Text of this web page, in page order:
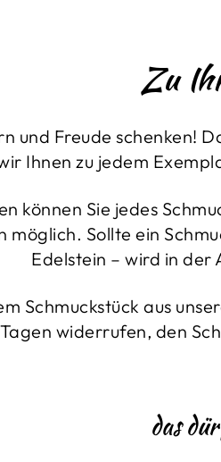
Zu
und Freude schenken!
Ihnen zu jedem
können Sie jedes
Sollte ein
Edelstein – wird in
Schmuckstück aus
widerrufen, den
das